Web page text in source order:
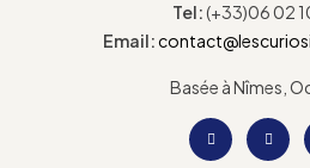
Tel:(+33)06 02
Email:
Basée à Nîmes,